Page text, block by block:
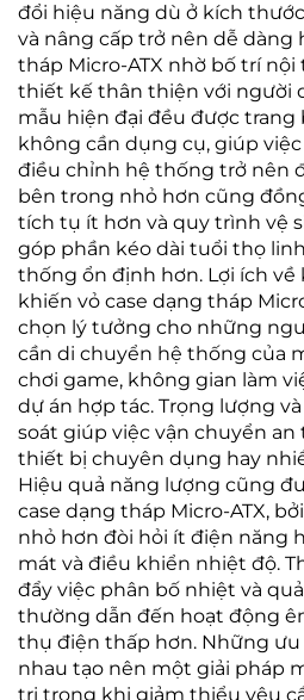
đổi hiệu năng dù ở kích
và nâng cấp trở nên dễ dàng
tháp Micro-ATX nhờ bố trí
thiết kế thân thiện với người
mẫu hiện đại đều được trang
không cần dụng cụ, giúp
điều chỉnh hệ thống trở nên
bên trong nhỏ hơn cũng
tích tụ ít hơn và quy trình vệ
góp phần kéo dài tuổi thọ
thống ổn định hơn. Lợi ích về
khiến vỏ case dạng tháp
chọn lý tưởng cho những
cần di chuyển hệ thống của
chơi game, không gian làm
dự án hợp tác. Trọng lượng
soát giúp việc vận chuyển
thiết bị chuyên dụng hay
Hiệu quả năng lượng cũng
case dạng tháp Micro-ATX,
nhỏ hơn đòi hỏi ít điện năng
mát và điều khiển nhiệt độ.
đẩy việc phân bố nhiệt và
thường dẫn đến hoạt động
thụ điện thấp hơn. Những
nhau tạo nên một giải pháp
trị trong khi giảm thiểu yêu